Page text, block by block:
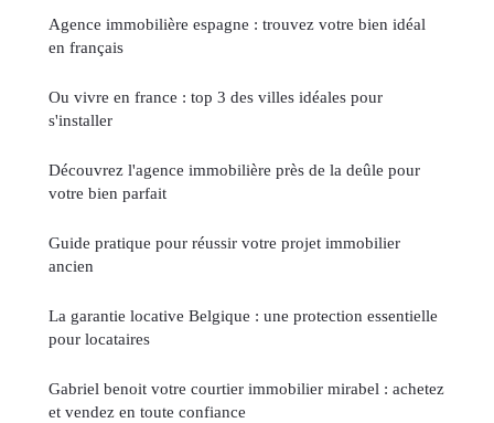
Agence immobilière espagne : trouvez votre bien idéal
en français
Ou vivre en france : top 3 des villes idéales pour
s'installer
Découvrez l'agence immobilière près de la deûle pour
votre bien parfait
Guide pratique pour réussir votre projet immobilier
ancien
La garantie locative Belgique : une protection essentielle
pour locataires
Gabriel benoit votre courtier immobilier mirabel : achetez
et vendez en toute confiance